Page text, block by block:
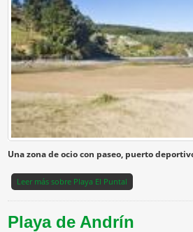
Una zona de ocio con paseo, puerto
Leer mássobre Playa El Puntal
Playa de Andrín